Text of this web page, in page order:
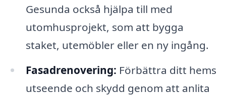
Gesunda också hjälpa till med
utomhusprojekt, som att bygga
staket, utemöbler eller en ny ingång.
Fasadrenovering: Förbättra ditt hems
utseende och skydd genom att anlita